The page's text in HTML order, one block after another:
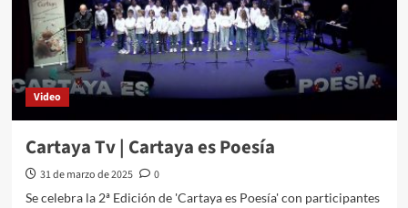
Video
Cartaya Tv | Cartaya es Poesía
31 de marzo de 2025
0
Se celebra la 2ª Edición de 'Cartaya es Poesía' con participantes